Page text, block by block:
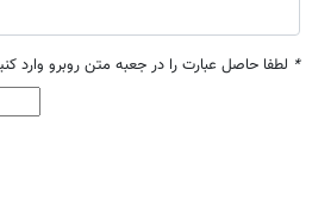
* لطفا حاصل عبارت را در جعبه متن روبرو وارد